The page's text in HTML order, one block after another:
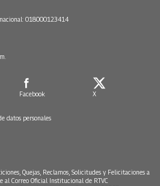
018000123414
Facebook X
datos personales
Quejas, Reclamos, Solicitudes y Felicitaciones a
Correo Oficial Institucional de RTVC